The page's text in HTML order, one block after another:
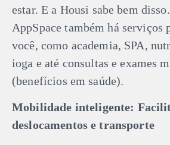
estar. E a Housi sabe bem
AppSpace também há serviços
você, como academia, SPA,
ioga e até consultas e exames
(benefícios em saúde).
Mobilidade inteligente:
deslocamentos e transporte